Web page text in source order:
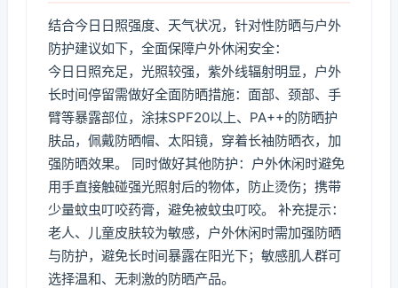
结合今日日照强度、天气状况，针对性防晒与户外
防护建议如下，全面保障户外休闲安全：
今日日照充足，光照较强，紫外线辐射明显，户外
长时间停留需做好全面防晒措施：面部、颈部、手
臂等暴露部位，涂抹SPF20以上、PA++的防晒护
肤品，佩戴防晒帽、太阳镜，穿着长袖防晒衣，加
强防晒效果。 同时做好其他防护：户外休闲时避免
用手直接触碰强光照射后的物体，防止烫伤；携带
少量蚊虫叮咬药膏，避免被蚊虫叮咬。 补充提示：
老人、儿童皮肤较为敏感，户外休闲时需加强防晒
与防护，避免长时间暴露在阳光下；敏感肌人群可
选择温和、无刺激的防晒产品。